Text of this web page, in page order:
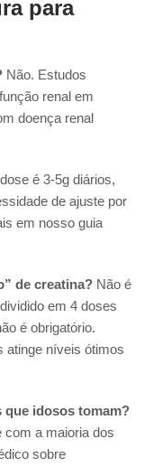
para
Não. Estudos
renal em
doença renal
é 3-5g diários,
de ajuste por
em nosso guia
de creatina? Não é
em 4 doses
é obrigatório.
atinge níveis ótimos
que idosos tomam?
com a maioria dos
sobre